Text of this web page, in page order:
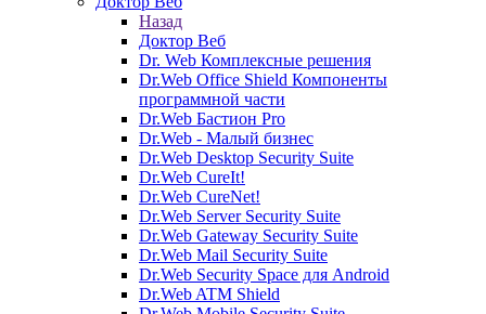
Назад
Доктор Веб
Dr. Web Комплексные решения
Dr.Web Office Shield Компоненты
программной части
Dr.Web Бастион Pro
Dr.Web - Малый бизнес
Dr.Web Desktop Security Suite
Dr.Web CureIt!
Dr.Web CureNet!
Dr.Web Server Security Suite
Dr.Web Gateway Security Suite
Dr.Web Mail Security Suite
Dr.Web Security Space для Android
Dr.Web ATM Shield